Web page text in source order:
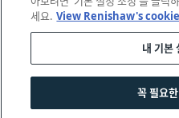
© 2001-2026 Renishaw plc.
고객 상담 | |
세요. View Renishaw's
내 기본
꼭 필요